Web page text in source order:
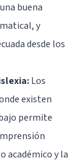
buena
y
desde los
Los
existen
permite
académico y la